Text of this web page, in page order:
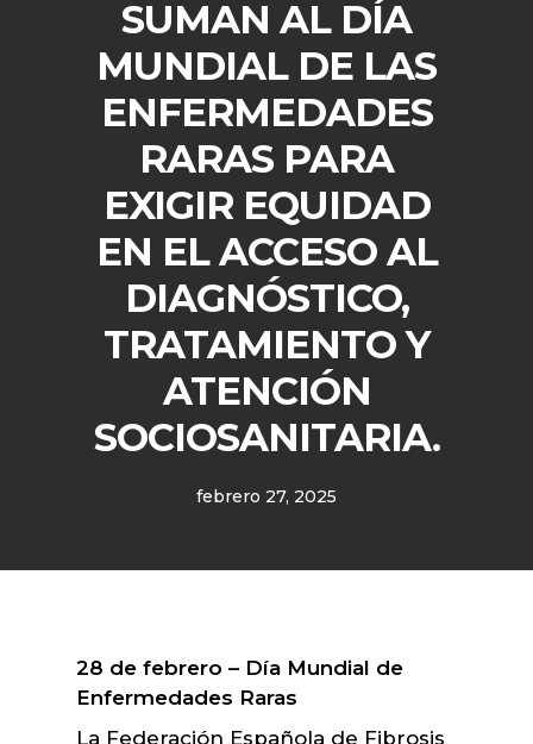
SUMAN AL DÍA
MUNDIAL DE LAS
ENFERMEDADES
RARAS PARA
EXIGIR EQUIDAD
EN EL ACCESO AL
DIAGNÓSTICO,
TRATAMIENTO Y
ATENCIÓN
SOCIOSANITARIA.
febrero 27, 2025
28 de febrero – Día Mundial de
Enfermedades Raras
La Federación Española de Fibrosis